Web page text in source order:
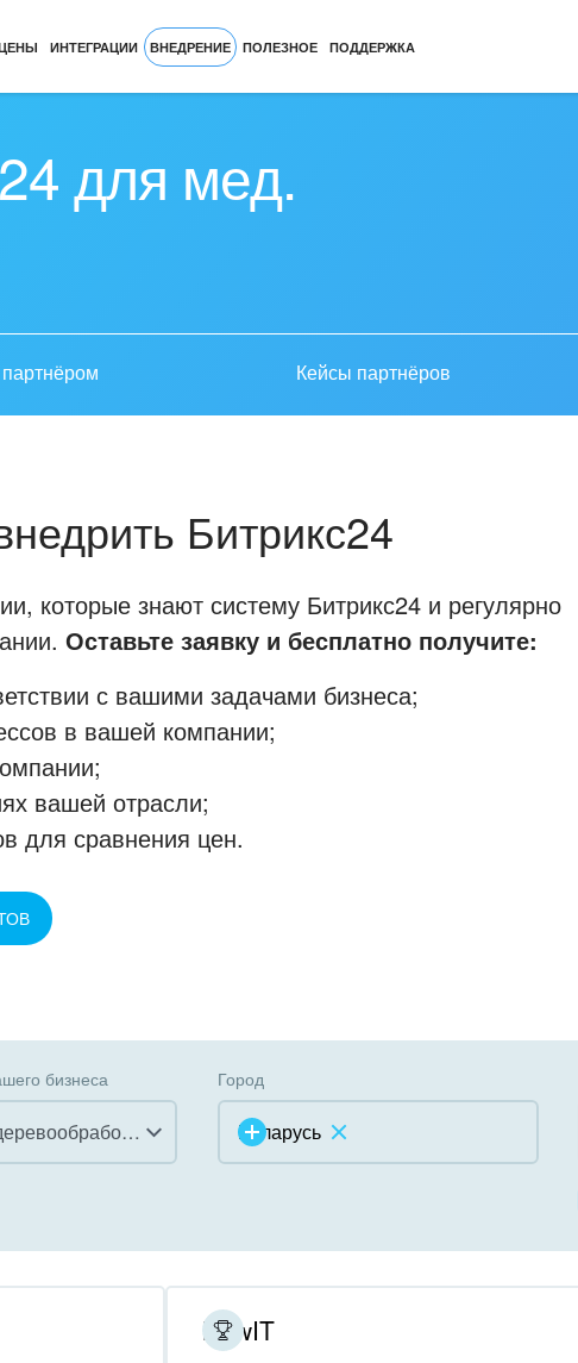
ИНТЕГРАЦИИ ВНЕДРЕНИЕ ПОЛЕЗНОЕ ПОДДЕРЖКА
для мед.
Кейсы партнёров
Битрикс24
которые знают систему Битрикс24 и регулярно
Оставьте заявку и бесплатно получите:
с вашими задачами бизнеса;
в вашей компании;
вашей отрасли;
для сравнения цен.
бизнеса
Мебель, лес, деревообработка
Город
Беларусь
NewIT